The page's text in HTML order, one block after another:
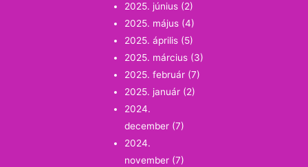
2025. június (2)
2025. május (4)
2025. április (5)
2025. március (3)
2025. február (7)
2025. január (2)
2024.
december (7)
2024.
november (7)